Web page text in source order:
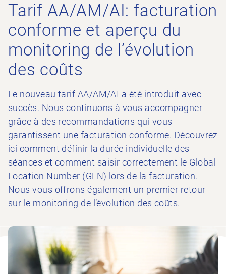
Tarif AA/AM/AI: facturation
conforme et aperçu du
monitoring de l’évolution
des coûts
Le nouveau tarif AA/AM/AI a été introduit avec
succès. Nous continuons à vous accompagner
grâce à des recommandations qui vous
garantissent une facturation conforme. Découvrez
ici comment définir la durée individuelle des
séances et comment saisir correctement le Global
Location Number (GLN) lors de la facturation.
Nous vous offrons également un premier retour
sur le monitoring de l’évolution des coûts.